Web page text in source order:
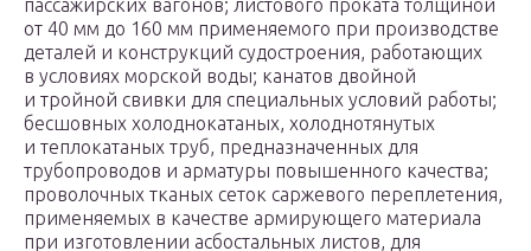
пассажирских вагонов; листового проката толщиной
от 40 мм до 160 мм применяемого при производстве
деталей и конструкций судостроения, работающих
в условиях морской воды; канатов двойной
и тройной свивки для специальных условий работы;
бесшовных холоднокатаных, холоднотянутых
и теплокатаных труб, предназначенных для
трубопроводов и арматуры повышенного качества;
проволочных тканых сеток саржевого переплетения,
применяемых в качестве армирующего материала
при изготовлении асбостальных листов, для